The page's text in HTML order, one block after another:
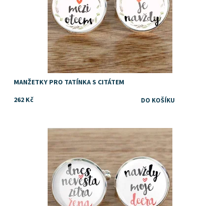
MANŽETKY PRO TATÍNKA S CITÁTEM
262 Kč
Dostupnost: Skladem